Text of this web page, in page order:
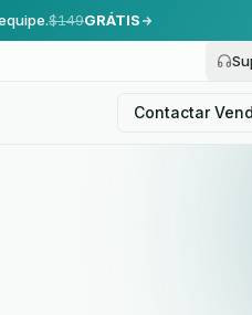
$149GRÁTIS
Contactar